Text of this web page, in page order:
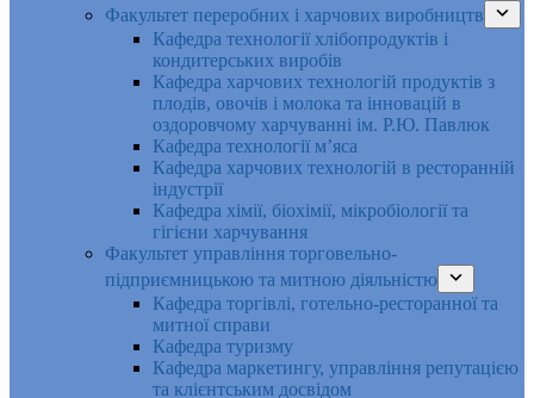
Факультет переробних і харчових виробництв
Кафедра технології хлібопродуктів і
кондитерських виробів
Кафедра харчових технологій продуктів з
плодів, овочів і молока та інновацій в
оздоровчому харчуванні ім. Р.Ю. Павлюк
Кафедра технології м’яса
Кафедра харчових технологій в ресторанній
індустрії
Кафедра хімії, біохімії, мікробіології та
гігієни харчування
Факультет управління торговельно-
підприємницькою та митною діяльністю
Кафедра торгівлі, готельно-ресторанної та
митної справи
Кафедра туризму
Кафедра маркетингу, управління репутацією
та клієнтським досвідом